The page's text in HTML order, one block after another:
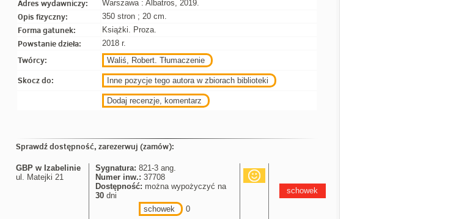
Adres wydawniczy: Warszawa : Albatros, 2019.
Opis fizyczny: 350 stron ; 20 cm.
Forma gatunek: Książki. Proza.
Powstanie dzieła: 2018 r.
Twórcy: Waliś, Robert. Tłumaczenie
Skocz do: Inne pozycje tego autora w zbiorach biblioteki
Dodaj recenzje, komentarz
Sprawdź dostępność, zarezerwuj (zamów):
GBP w Izabelinie
ul. Matejki 21
Sygnatura: 821-3 ang.
Numer inw.: 37708
Dostępność: można wypożyczyć na
30 dni
schowek
0
schowek